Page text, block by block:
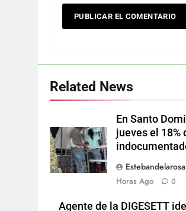
Related News
En Santo
jueves el 18%
Horas Ago
0
Agente de la DIGESETT